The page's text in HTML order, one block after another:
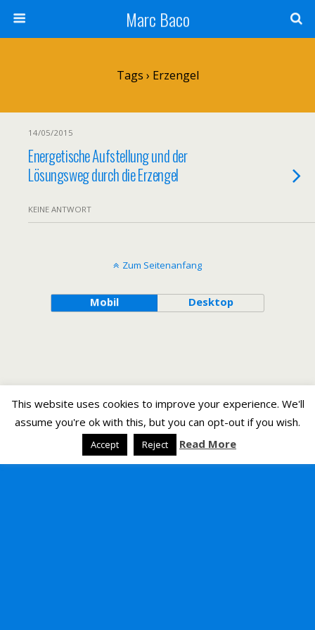
Marc Baco
Tags › Erzengel
14/05/2015
Energetische Aufstellung und der
Lösungsweg durch die Erzengel
KEINE ANTWORT
Zum Seitenanfang
Mobil Desktop
This website uses cookies to improve your experience. We'll
assume you're ok with this, but you can opt-out if you wish.
Accept Reject Read More